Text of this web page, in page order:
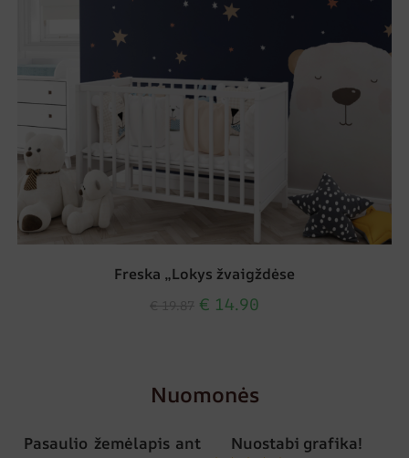
Freska „Lokys žvaigždėse
€ 14.90
Nuomonės
Pasaulio žemėlapis ant
Nuostabi grafika!